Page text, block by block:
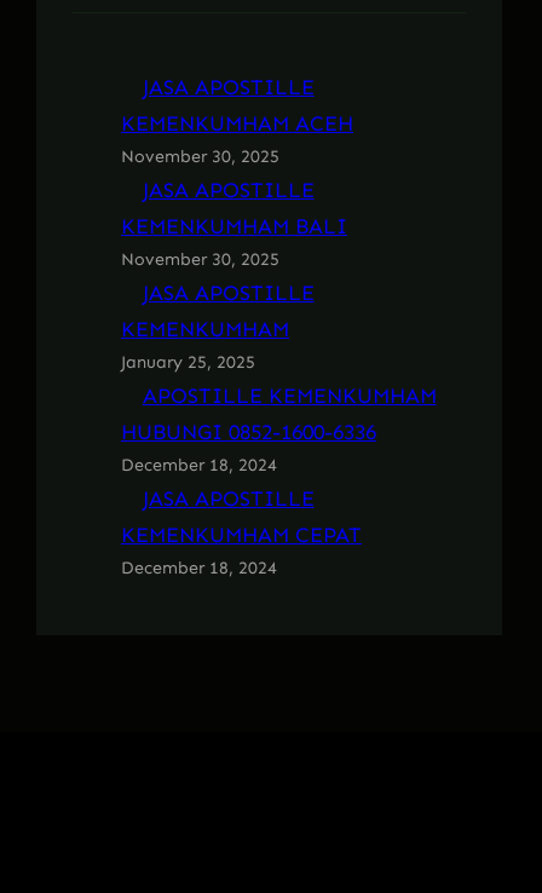
JASA APOSTILLE
KEMENKUMHAM ACEH
November 30, 2025
JASA APOSTILLE
KEMENKUMHAM BALI
November 30, 2025
JASA APOSTILLE
KEMENKUMHAM
January 25, 2025
APOSTILLE KEMENKUMHAM
HUBUNGI 0852-1600-6336
December 18, 2024
JASA APOSTILLE
KEMENKUMHAM CEPAT
December 18, 2024